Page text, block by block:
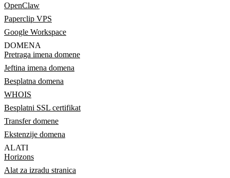
OpenClaw
Paperclip VPS
Google Workspace
DOMENA
Pretraga imena domene
Jeftina imena domena
Besplatna domena
WHOIS
Besplatni SSL certifikat
Transfer domene
Ekstenzije domena
ALATI
Horizons
Alat za izradu stranica